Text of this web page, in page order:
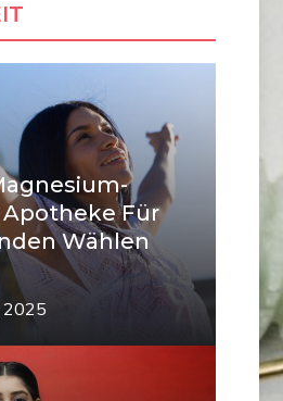
Apotheke Für
Wählen
2025